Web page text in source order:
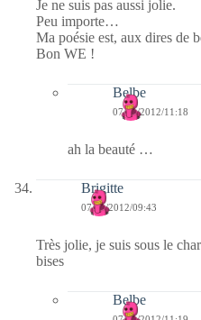
Je ne suis pas aussi jolie.
Peu importe…
Ma poésie est, aux dires de
Bon WE !
Belbe
07/01/2012/11:18
ah la beauté …
Brigitte
07/01/2012/09:43
Très jolie, je suis sous le
bises
Belbe